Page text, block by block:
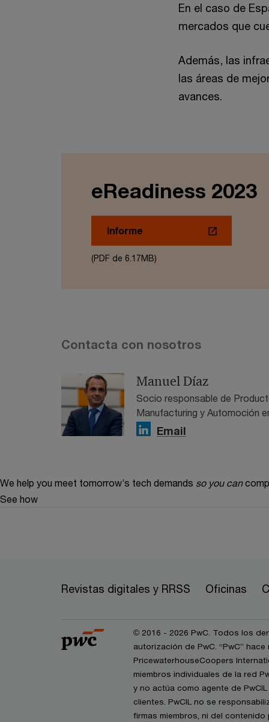
En el caso de
mercados que
Además, las
las áreas de
avances.
eReadiness 2023
Informe
(PDF de 6.17MB)
Contacta con nosotros
Manuel Díaz
Socio responsable de
Manufacturing y Automoción
Email
We help you meet tomorrow’s tech demands so you can
See how
Revistas digitales y RRSS Oficinas
© 2016 - 2026 PwC. Todos los
autorización de PwC. “PwC”
PricewaterhouseCoopers
miembros individuales de la red
y no actúa como agente de
clientes. PwCIL no se
firmas miembros, ni del